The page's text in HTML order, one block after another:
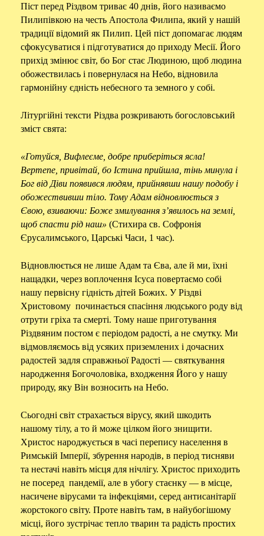
Піст перед Різдвом триває 40 днів, його називаємо
Пилипівкою на честь Апостола Филипа, який у нашій
традиції відомий як Пилип. Цей піст допомагає людям
сфокусуватися і підготуватися до приходу Месії. Його
прихід змінює світ, бо Бог стає Людиною, щоб людина
обожествилась і повернулася на Небо, відновила
гармонійну єдність небесного та земного у собі.
Літургійні тексти Різдва розкривають богословський
зміст свята:
«Готуйся, Вифлеєме, добре приберіться ясла!
Вертепе, привітай, бо Істина прийшла, тінь минула і
Бог від Діви появився людям, прийнявши нашу подобу і
обожествивши тіло. Тому Адам відновлюється з
Євою, взиваючи: Боже змилування з’явилось на землі,
щоб спасти рід наш» (Стихира св. Софронія
Єрусалимського, Царські Часи, 1 час).
Відновлюється не лише Адам та Єва, але й ми, їхні
нащадки, через воплочення Ісуса повертаємо собі
нашу первісну гідність дітей Божих. У Різдві
Христовому починається спасіння людського роду від
отрути гріха та смерті. Тому наше приготування
Різдвяним постом є періодом радості, а не смутку. Ми
відмовляємось від усяких приземлених і дочасних
радостей задля справжньої Радості — святкування
народження Богочоловіка, входження Його у нашу
природу, яку Він возносить на Небо.
Сьогодні світ страхається вірусу, який шкодить
нашому тілу, а то й може цілком його знищити.
Христос народжується в часі перепису населення в
Римській Імперії, збурення народів, в період тисняви
та нестачі навіть місця для нічлігу. Христос приходить
не посеред пандемії, але в убогу стаєнку — в місце,
насичене вірусами та інфекціями, серед антисанітарії
жорстокого світу. Проте навіть там, в найубогішому
місці, його зустрічає тепло тварин та радість простих